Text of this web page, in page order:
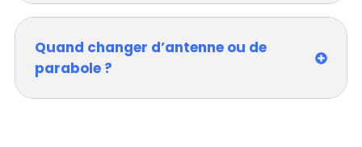
Quand changer d’antenne ou de
parabole ?